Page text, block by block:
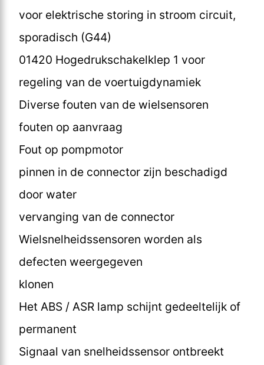
voor elektrische storing in stroom circuit,
sporadisch (G44)
01420 Hogedrukschakelklep 1 voor
regeling van de voertuigdynamiek
Diverse fouten van de wielsensoren
fouten op aanvraag
Fout op pompmotor
pinnen in de connector zijn beschadigd
door water
vervanging van de connector
Wielsnelheidssensoren worden als
defecten weergegeven
klonen
Het ABS / ASR lamp schijnt gedeeltelijk of
permanent
Signaal van snelheidssensor ontbreekt